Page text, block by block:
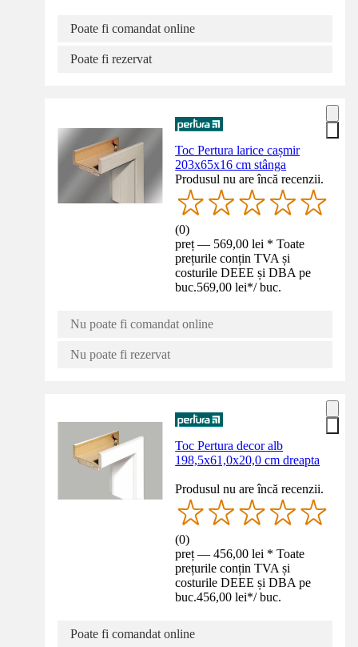
Poate fi comandat online
Poate fi rezervat
Toc Pertura larice cașmir
203x65x16 cm stânga
Produsul nu are încă recenzii.
(0)
preț — 569,00 lei * Toate
prețurile conțin TVA și
costurile DEEE și DBA pe
buc.569,00 lei*/ buc.
Nu poate fi comandat online
Nu poate fi rezervat
Toc Pertura decor alb
198,5x61,0x20,0 cm dreapta
Produsul nu are încă recenzii.
(0)
preț — 456,00 lei * Toate
prețurile conțin TVA și
costurile DEEE și DBA pe
buc.456,00 lei*/ buc.
Poate fi comandat online